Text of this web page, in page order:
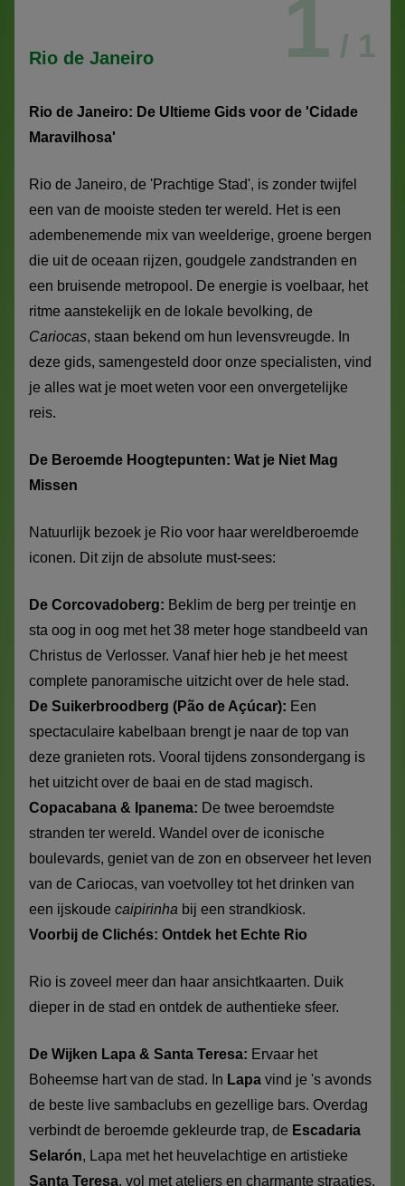
Rio de Janeiro 1 / 1
Rio de Janeiro: De Ultieme Gids voor de 'Cidade
Maravilhosa'
Rio de Janeiro, de 'Prachtige Stad', is zonder twijfel
een van de mooiste steden ter wereld. Het is een
adembenemende mix van weelderige, groene bergen
die uit de oceaan rijzen, goudgele zandstranden en
een bruisende metropool. De energie is voelbaar, het
ritme aanstekelijk en de lokale bevolking, de
Cariocas, staan bekend om hun levensvreugde. In
deze gids, samengesteld door onze specialisten, vind
je alles wat je moet weten voor een onvergetelijke
reis.
De Beroemde Hoogtepunten: Wat je Niet Mag
Missen
Natuurlijk bezoek je Rio voor haar wereldberoemde
iconen. Dit zijn de absolute must-sees:
De Corcovadoberg: Beklim de berg per treintje en
sta oog in oog met het 38 meter hoge standbeeld van
Christus de Verlosser. Vanaf hier heb je het meest
complete panoramische uitzicht over de hele stad.
De Suikerbroodberg (Pão de Açúcar): Een
spectaculaire kabelbaan brengt je naar de top van
deze granieten rots. Vooral tijdens zonsondergang is
het uitzicht over de baai en de stad magisch.
Copacabana & Ipanema: De twee beroemdste
stranden ter wereld. Wandel over de iconische
boulevards, geniet van de zon en observeer het leven
van de Cariocas, van voetvolley tot het drinken van
een ijskoude caipirinha bij een strandkiosk.
Voorbij de Clichés: Ontdek het Echte Rio
Rio is zoveel meer dan haar ansichtkaarten. Duik
dieper in de stad en ontdek de authentieke sfeer.
De Wijken Lapa & Santa Teresa: Ervaar het
Boheemse hart van de stad. In Lapa vind je 's avonds
de beste live sambaclubs en gezellige bars. Overdag
verbindt de beroemde gekleurde trap, de Escadaria
Selarón, Lapa met het heuvelachtige en artistieke
Santa Teresa, vol met ateliers en charmante straatjes.